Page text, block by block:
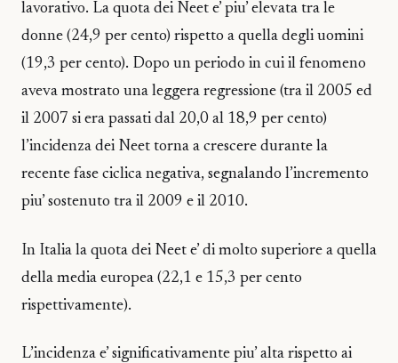
lavorativo. La quota dei Neet e’ piu’ elevata tra le
donne (24,9 per cento) rispetto a quella degli uomini
(19,3 per cento). Dopo un periodo in cui il fenomeno
aveva mostrato una leggera regressione (tra il 2005 ed
il 2007 si era passati dal 20,0 al 18,9 per cento)
l’incidenza dei Neet torna a crescere durante la
recente fase ciclica negativa, segnalando l’incremento
piu’ sostenuto tra il 2009 e il 2010.
In Italia la quota dei Neet e’ di molto superiore a quella
della media europea (22,1 e 15,3 per cento
rispettivamente).
L’incidenza e’ significativamente piu’ alta rispetto ai